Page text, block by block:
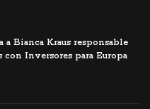
a Bianca Kraus responsable
con Inversores para Europa